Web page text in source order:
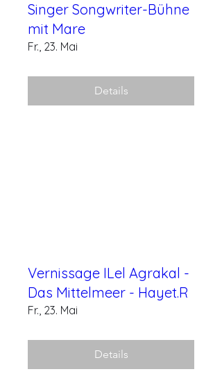
Singer Songwriter-Bühne
mit Mare
Fr., 23. Mai
Details
Vernissage ILel Agrakal -
Das Mittelmeer - Hayet.R
Fr., 23. Mai
Details